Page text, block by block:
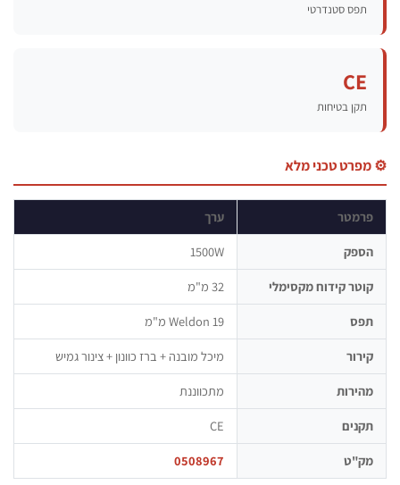
תפס סטנדרטי
תקן בטיחות
טכני מלא
קידוח מקסימלי
Weldon 19 מ"מ
מיכל מובנה + ברז כוונון + צינור גמיש
מתכווננת
0508967